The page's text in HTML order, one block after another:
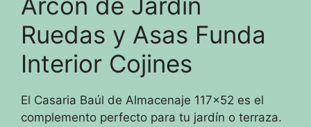
Ruedas y Asas Funda
Interior Cojines
El Casaria Baúl de Almacenaje 117×52 es el
complemento perfecto para tu jardín o terraza.